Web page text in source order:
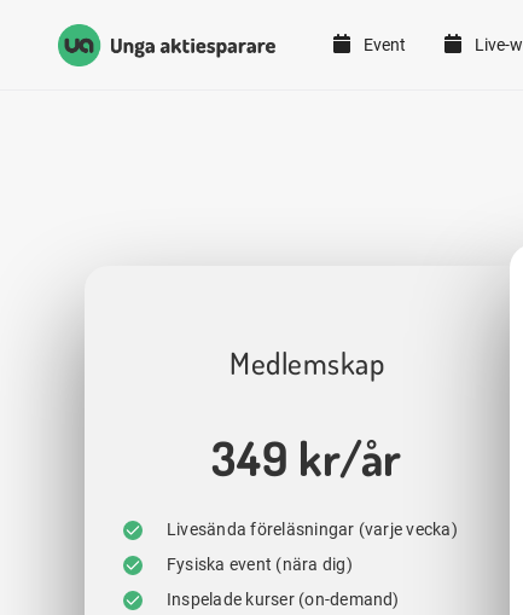
Unga Aktiesparare
Event Live-
Medlemskap
349 kr/år
Livesända föreläsningar (varje vecka)
Fysiska event (nära dig)
Inspelade kurser (on-demand)